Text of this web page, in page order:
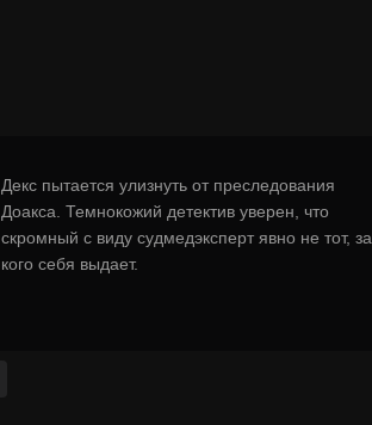
Декс пытается улизнуть от преследования
Доакса. Темнокожий детектив уверен, что
скромный с виду судмедэксперт явно не тот, за
кого себя выдает.